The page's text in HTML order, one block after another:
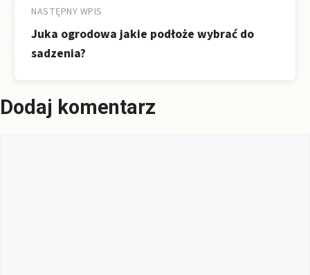
NASTĘPNY WPIS
Juka ogrodowa jakie podłoże wybrać do
sadzenia?
Dodaj komentarz